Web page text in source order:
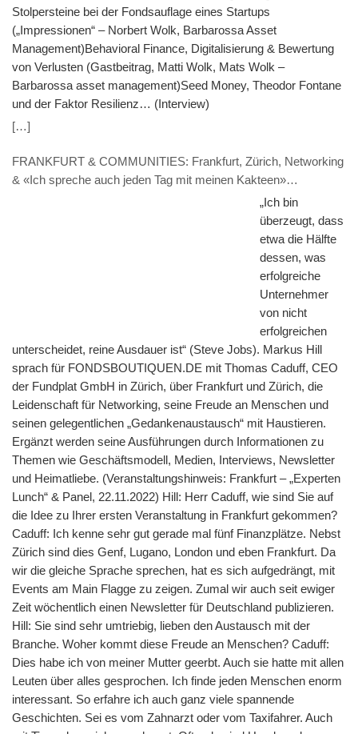
Stolpersteine bei der Fondsauflage eines Startups
(„Impressionen“ – Norbert Wolk, Barbarossa Asset
Management)Behavioral Finance, Digitalisierung & Bewertung
von Verlusten (Gastbeitrag, Matti Wolk, Mats Wolk –
Barbarossa asset management)Seed Money, Theodor Fontane
und der Faktor Resilienz… (Interview)
[…]
FRANKFURT & COMMUNITIES: Frankfurt, Zürich, Networking
& «Ich spreche auch jeden Tag mit meinen Kakteen»
(INTERVIEW – Thomas Caduff, FUNDPLAT.COM)„Ich bin
überzeugt, dass
etwa die Hälfte
dessen, was
erfolgreiche
Unternehmer
von nicht
erfolgreichen
unterscheidet, reine Ausdauer ist“ (Steve Jobs). Markus Hill
sprach für FONDSBOUTIQUEN.DE mit Thomas Caduff, CEO
der Fundplat GmbH in Zürich, über Frankfurt und Zürich, die
Leidenschaft für Networking, seine Freude an Menschen und
seinen gelegentlichen „Gedankenaustausch“ mit Haustieren.
Ergänzt werden seine Ausführungen durch Informationen zu
Themen wie Geschäftsmodell, Medien, Interviews, Newsletter
und Heimatliebe. (Veranstaltungshinweis: Frankfurt – „Experten
Lunch“ & Panel, 22.11.2022) Hill: Herr Caduff, wie sind Sie auf
die Idee zu Ihrer ersten Veranstaltung in Frankfurt gekommen?
Caduff: Ich kenne sehr gut gerade mal fünf Finanzplätze. Nebst
Zürich sind dies Genf, Lugano, London und eben Frankfurt. Da
wir die gleiche Sprache sprechen, hat es sich aufgedrängt, mit
Events am Main Flagge zu zeigen. Zumal wir auch seit ewiger
Zeit wöchentlich einen Newsletter für Deutschland publizieren.
Hill: Sie sind sehr umtriebig, lieben den Austausch mit der
Branche. Woher kommt diese Freude an Menschen? Caduff:
Dies habe ich von meiner Mutter geerbt. Auch sie hatte mit allen
Leuten über alles gesprochen. Ich finde jeden Menschen enorm
interessant. So erfahre ich auch ganz viele spannende
Geschichten. Sei es vom Zahnarzt oder vom Taxifahrer. Auch